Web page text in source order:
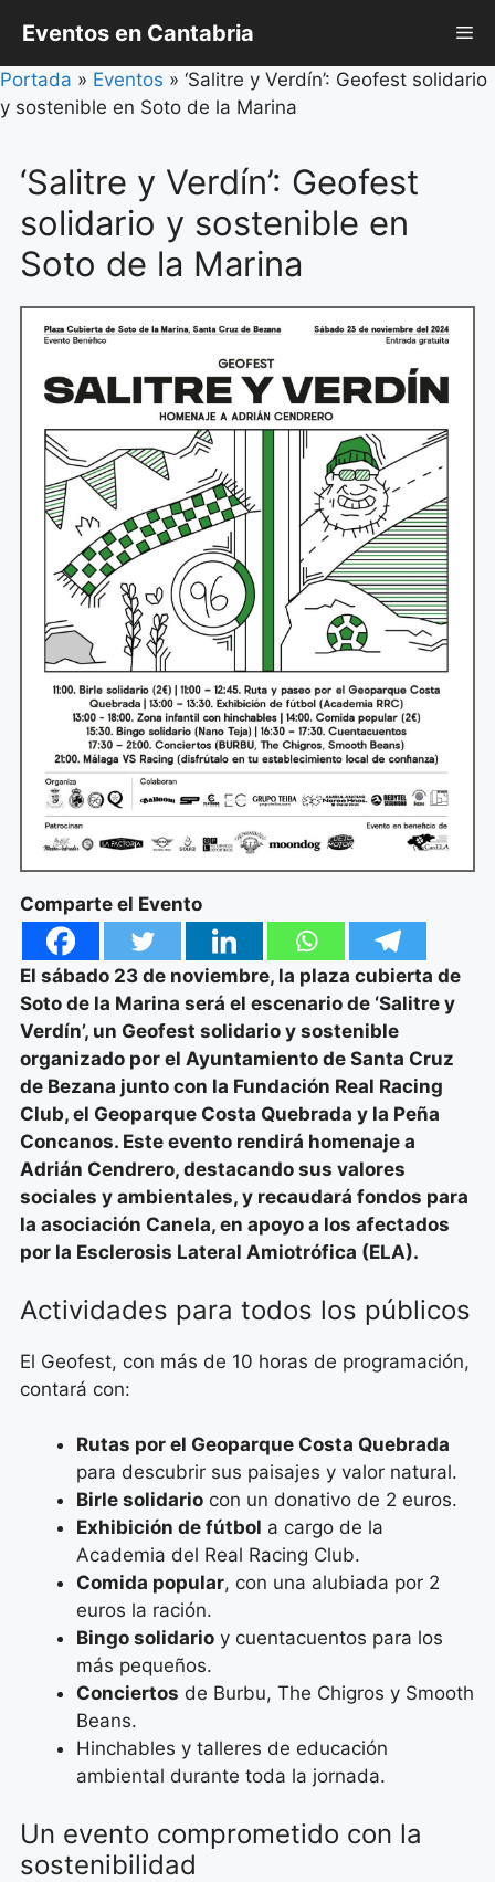
contenido
Eventos en Cantabria
Portada » Eventos » ‘Salitre y Verdín’: Geofest solidario
y sostenible en Soto de la Marina
‘Salitre y Verdín’: Geofest
solidario y sostenible en
Soto de la Marina
Comparte el Evento
El sábado 23 de noviembre, la plaza cubierta de
Soto de la Marina será el escenario de ‘Salitre y
Verdín’, un Geofest solidario y sostenible
organizado por el Ayuntamiento de Santa Cruz
de Bezana junto con la Fundación Real Racing
Club, el Geoparque Costa Quebrada y la Peña
Concanos. Este evento rendirá homenaje a
Adrián Cendrero, destacando sus valores
sociales y ambientales, y recaudará fondos para
la asociación Canela, en apoyo a los afectados
por la Esclerosis Lateral Amiotrófica (ELA).
Actividades para todos los públicos
El Geofest, con más de 10 horas de programación,
contará con:
Rutas por el Geoparque Costa Quebrada
para descubrir sus paisajes y valor natural.
Birle solidario con un donativo de 2 euros.
Exhibición de fútbol a cargo de la
Academia del Real Racing Club.
Comida popular, con una alubiada por 2
euros la ración.
Bingo solidario y cuentacuentos para los
más pequeños.
Conciertos de Burbu, The Chigros y Smooth
Beans.
Hinchables y talleres de educación
ambiental durante toda la jornada.
Un evento comprometido con la
sostenibilidad